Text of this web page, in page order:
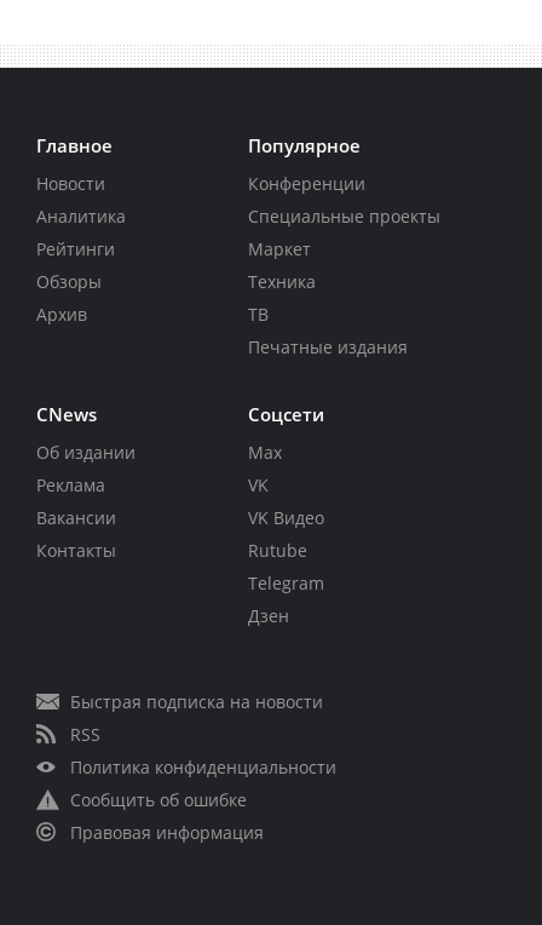
Главное
Новости
Аналитика
Рейтинги
Обзоры
Архив
Популярное
Конференции
Специальные проекты
Маркет
Техника
ТВ
Печатные издания
CNews
Об издании
Реклама
Вакансии
Контакты
Соцсети
Max
VK
VK Видео
Rutube
Telegram
Дзен
Быстрая подписка на новости
RSS
Политика конфиденциальности
Сообщить об ошибке
Правовая информация